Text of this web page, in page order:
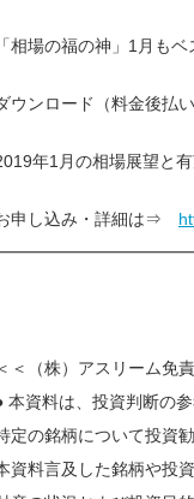
「相場の福の神」1月も
ウンロード（料金後払
年1月の相場展望と有
申し込み・詳細は⇒
＜（株）アスリーム免
本資料は、投資判断の
定の銘柄について投資
資料言及した銘柄や投